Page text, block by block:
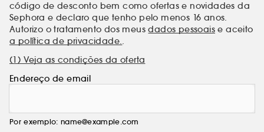
código de desconto bem como ofertas e novidades da
Sephora e declaro que tenho pelo menos 16 anos.
Autorizo o tratamento dos meusdados pessoais e aceito
a política de privacidade..
(1) Veja as condições da oferta
Endereço de email
Por exemplo: name@example.com